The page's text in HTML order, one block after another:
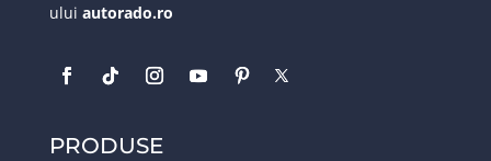
ului autorado.ro
PRODUSE